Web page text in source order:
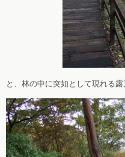
と、林の中に突如として現れる